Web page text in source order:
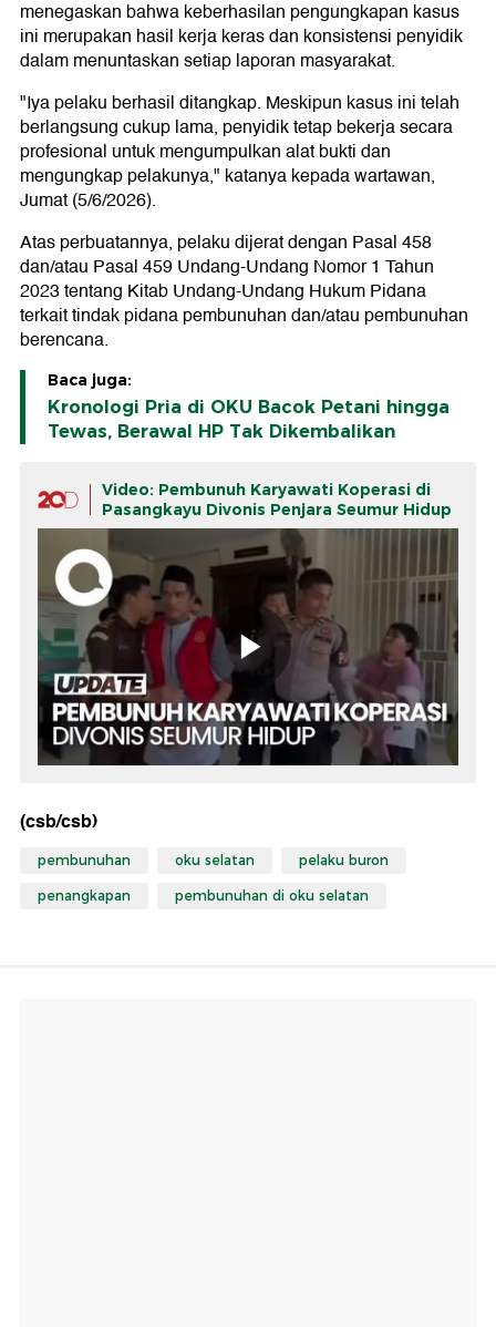
menegaskan bahwa keberhasilan pengungkapan kasus
ini merupakan hasil kerja keras dan konsistensi penyidik
dalam menuntaskan setiap laporan masyarakat.
"Iya pelaku berhasil ditangkap. Meskipun kasus ini telah
berlangsung cukup lama, penyidik tetap bekerja secara
profesional untuk mengumpulkan alat bukti dan
mengungkap pelakunya," katanya kepada wartawan,
Jumat (5/6/2026).
Atas perbuatannya, pelaku dijerat dengan Pasal 458
dan/atau Pasal 459 Undang-Undang Nomor 1 Tahun
2023 tentang Kitab Undang-Undang Hukum Pidana
terkait tindak pidana pembunuhan dan/atau pembunuhan
berencana.
Baca juga:
Kronologi Pria di OKU Bacok Petani hingga
Tewas, Berawal HP Tak Dikembalikan
Video: Pembunuh Karyawati Koperasi di
Pasangkayu Divonis Penjara Seumur Hidup
(csb/csb)
pembunuhan oku selatan pelaku buron
penangkapan pembunuhan di oku selatan